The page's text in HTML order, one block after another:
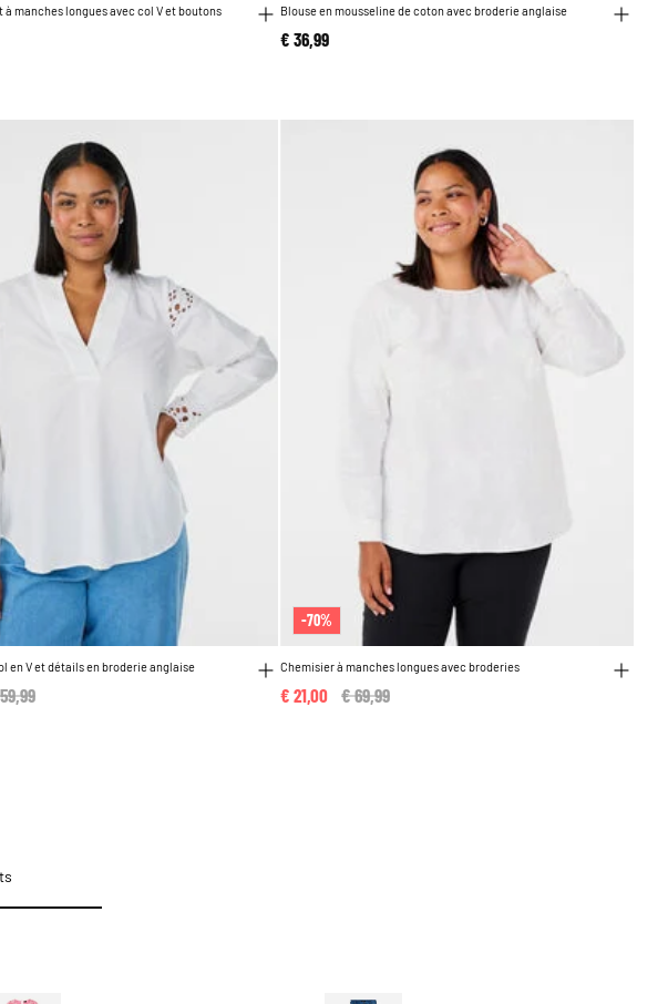
à manches longues avec col V et boutons Blouse en mousseline de coton avec broderie anglaise
€ 36,99
en V et détails en broderie anglaise
reduced from
-70%
Chemisier à manches longues avec broderies
Price reduced from
€ 69,99
€ 21,00